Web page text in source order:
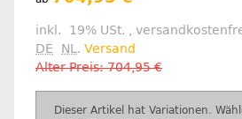
inkl. 19% USt. ,
DE
NL. Versand
Alter Preis: 704,95 €
xDieser Artikel hat Variationen.